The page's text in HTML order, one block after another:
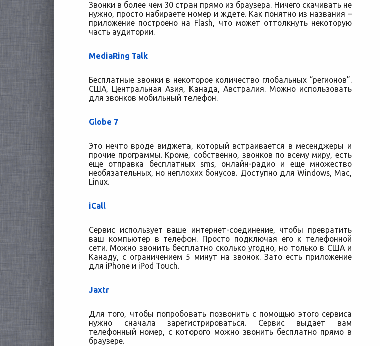
Звонки в более чем 30 стран прямо из браузера. Ничего скачивать не
нужно, просто набираете номер и ждете. Как понятно из названия –
приложение построено на Flash, что может оттолкнуть некоторую
часть аудитории.
MediaRing Talk
Бесплатные звонки в некоторое количество глобальных “регионов”.
США, Центральная Азия, Канада, Австралия. Можно использовать
для звонков мобильный телефон.
Globe 7
Это нечто вроде виджета, который встраивается в месенджеры и
прочие программы. Кроме, собственно, звонков по всему миру, есть
еще отправка бесплатных sms, онлайн-радио и еще множество
необязательных, но неплохих бонусов. Доступно для Windows, Mac,
Linux.
iCall
Сервис использует ваше интернет-соединение, чтобы превратить
ваш компьютер в телефон. Просто подключая его к телефонной
сети. Можно звонить бесплатно сколько угодно, но только в США и
Канаду, с ограничением 5 минут на звонок. Зато есть приложение
для iPhone и iPod Touch.
Jaxtr
Для того, чтобы попробовать позвонить с помощью этого сервиса
нужно сначала зарегистрироваться. Сервис выдает вам
телефонный номер, с которого можно звонить бесплатно прямо в
браузере.